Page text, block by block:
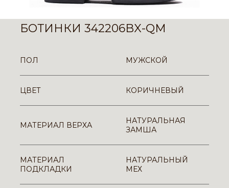
БОТИНКИ 342206BX-QM
ПОЛ МУЖСКОЙ
ЦВЕТ КОРИЧНЕВЫЙ
МАТЕРИАЛ ВЕРХА
НАТУРАЛЬНАЯ
ЗАМША
МАТЕРИАЛ
ПОДКЛАДКИ
НАТУРАЛЬНЫЙ
МЕХ